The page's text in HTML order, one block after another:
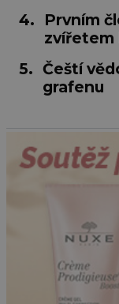
4.
Prvním
zvířetem
5. Čeští
grafenu